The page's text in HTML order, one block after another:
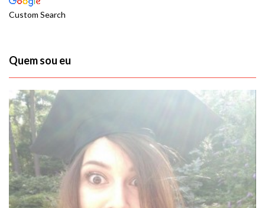
Custom Search
Quem sou eu